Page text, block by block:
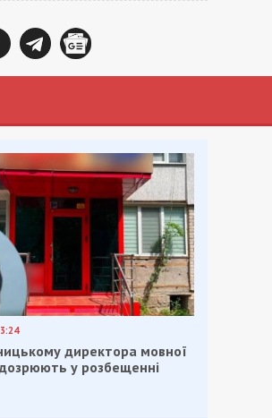
директора мовної
у розбещенні